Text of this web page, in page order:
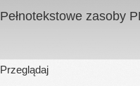
Pełnotekstowe zasoby
Przeglądaj